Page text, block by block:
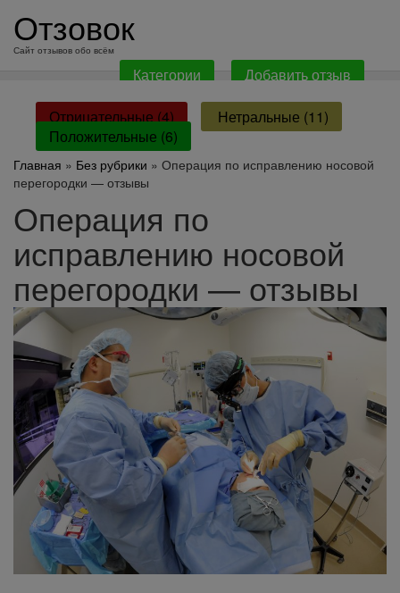
содержанию
Отзовок
Сайт отзывов обо всём
Категории Добавить отзыв
Отрицательные (4)
Нетральные (11)
Положительные (6)
Главная » Без рубрики » Операция по исправлению носовой
перегородки — отзывы
Операция по
исправлению носовой
перегородки — отзывы